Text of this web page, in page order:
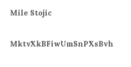
Mile Stojic
MktvXkBFiwUmSnPXsBvh